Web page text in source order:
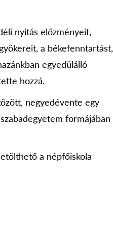
nyitás előzményeit,
a békefenntartást,
egyedülálló
hozzá.
negyedévente egy
formájában
a népfőiskola